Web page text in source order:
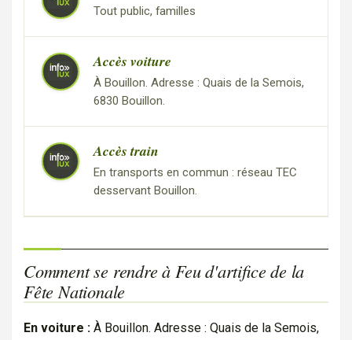
Tout public, familles
Accès voiture
À Bouillon. Adresse : Quais de la Semois,
6830 Bouillon.
Accès train
En transports en commun : réseau TEC
desservant Bouillon.
Comment se rendre à Feu d'artifice de la
Fête Nationale
En voiture : À Bouillon. Adresse : Quais de la Semois,